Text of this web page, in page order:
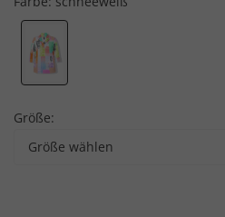
Größe:
Größe wählen